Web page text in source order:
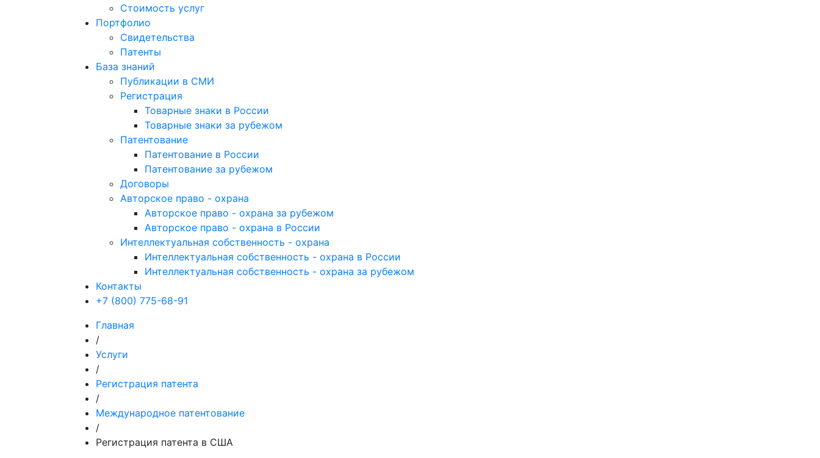
Стоимость услуг
Портфолио
Свидетельства
Патенты
База знаний
Публикации в СМИ
Регистрация
Товарные знаки в России
Товарные знаки за рубежом
Патентование
Патентование в России
Патентование за рубежом
Договоры
Авторское право - охрана
Авторское право - охрана за рубежом
Авторское право - охрана в России
Интеллектуальная собственность - охрана
Интеллектуальная собственность - охрана в России
Интеллектуальная собственность - охрана за рубежом
Контакты
+7 (800) 775-68-91
Главная
/
Услуги
/
Регистрация патента
/
Международное патентование
/
Регистрация патента в США